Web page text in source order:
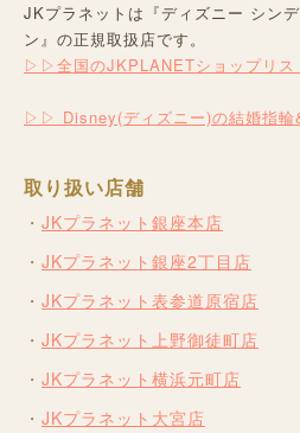
JKプラネットは『ディズニー シン
ン』の正規取扱店です。
▷▷全国のJKPLANETショップリス
▷▷ Disney(ディズニー)の結婚指輪
取り扱い店舗
JKプラネット銀座本店
JKプラネット銀座2丁目店
JKプラネット表参道原宿店
JKプラネット上野御徒町店
JKプラネット横浜元町店
JKプラネット大宮店